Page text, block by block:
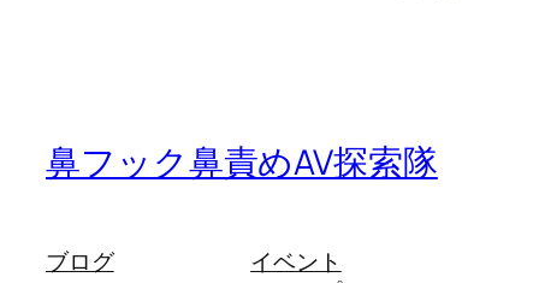
鼻フック鼻責めAV探索隊
ブログ
イベント